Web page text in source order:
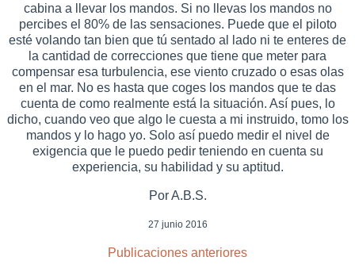
cabina a llevar los mandos. Si no llevas los mandos no
percibes el 80% de las sensaciones. Puede que el piloto
esté volando tan bien que tú sentado al lado ni te enteres de
la cantidad de correcciones que tiene que meter para
compensar esa turbulencia, ese viento cruzado o esas olas
en el mar. No es hasta que coges los mandos que te das
cuenta de como realmente está la situación. Así pues, lo
dicho, cuando veo que algo le cuesta a mi instruido, tomo los
mandos y lo hago yo. Solo así puedo medir el nivel de
exigencia que le puedo pedir teniendo en cuenta su
experiencia, su habilidad y su aptitud.
Por A.B.S.
27 junio 2016
Publicaciones anteriores